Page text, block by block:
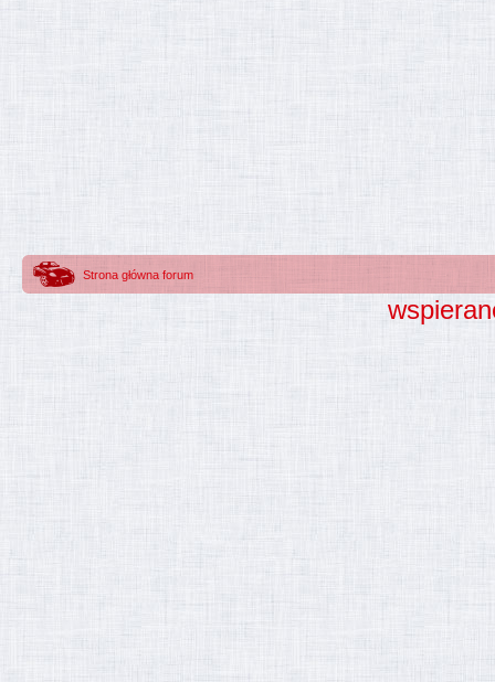
Strona główna forum